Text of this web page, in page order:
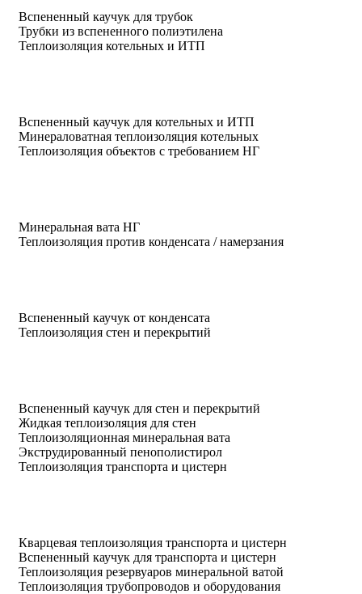
Вспененный каучук для трубок
Трубки из вспененного полиэтилена
Теплоизоляция котельных и ИТП
Вспененный каучук для котельных и ИТП
Минераловатная теплоизоляция котельных
Теплоизоляция объектов с требованием НГ
Минеральная вата НГ
Теплоизоляция против конденсата / намерзания
Вспененный каучук от конденсата
Теплоизоляция стен и перекрытий
Вспененный каучук для стен и перекрытий
Жидкая теплоизоляция для стен
Теплоизоляционная минеральная вата
Экструдированный пенополистирол
Теплоизоляция транспорта и цистерн
Кварцевая теплоизоляция транспорта и цистерн
Вспененный каучук для транспорта и цистерн
Теплоизоляция резервуаров минеральной ватой
Теплоизоляция трубопроводов и оборудования